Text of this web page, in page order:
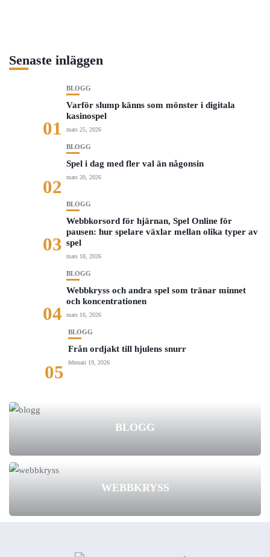
Senaste inläggen
01
BLOGG
Varför slump känns som mönster i digitala
kasinospel
mars 25, 2026
02
BLOGG
Spel i dag med fler val än någonsin
mars 20, 2026
03
BLOGG
Webbkorsord för hjärnan, Spel Online för
pausen: hur spelare växlar mellan olika typer av
spel
mars 18, 2026
04
BLOGG
Webbkryss och andra spel som tränar minnet
och koncentrationen
mars 16, 2026
05
BLOGG
Från ordjakt till hjulens snurr
februari 19, 2026
BLOGG
WEBBKRYSS